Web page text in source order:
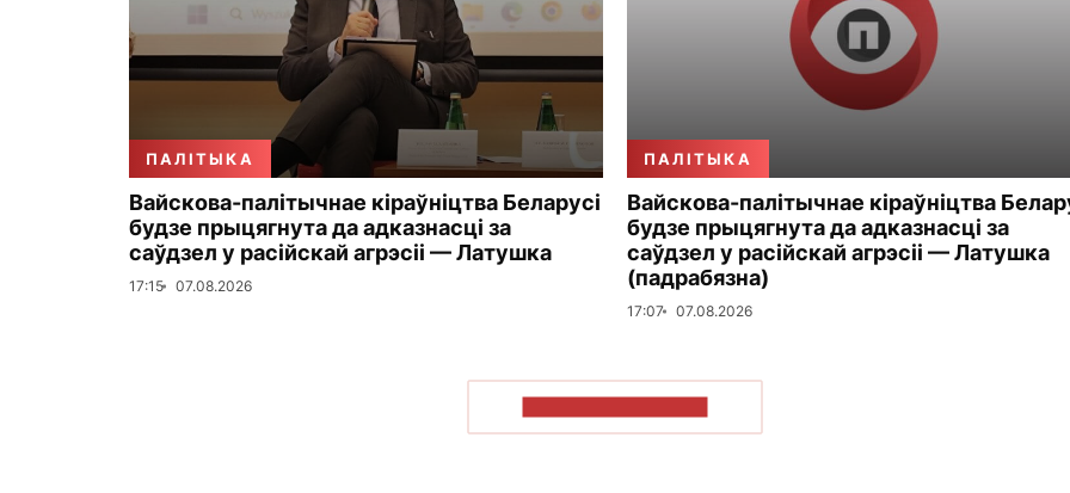
ПАЛІТЫКА
Вайскова-палітычнае кіраўніцтва Беларусі
будзе прыцягнута да адказнасці за
саўдзел у расійскай агрэсіі — Латушка
17:15 07.08.2026
ПАЛІТЫКА
Вайскова-палітычнае кіраўніцтва
будзе прыцягнута да адказнасці за
саўдзел у расійскай агрэсіі — Латушка
(падрабязна)
17:07 07.08.2026